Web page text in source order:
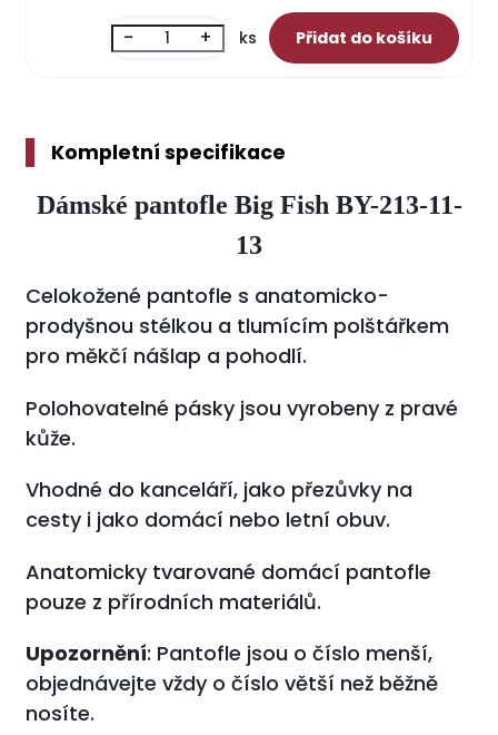
- + ks
Kompletní specifikace
Dámské pantofle Big Fish BY-213-11-
13
Celokožené pantofle s anatomicko-
prodyšnou stélkou a tlumícím polštářkem
pro měkčí nášlap a pohodlí.
Polohovatelné pásky jsou vyrobeny z pravé
kůže.
Vhodné do kanceláří, jako přezůvky na
cesty i jako domácí nebo letní obuv.
Anatomicky tvarované domácí pantofle
pouze z přírodních materiálů.
Upozornění: Pantofle jsou o číslo menší,
objednávejte vždy o číslo větší než běžně
nosíte.